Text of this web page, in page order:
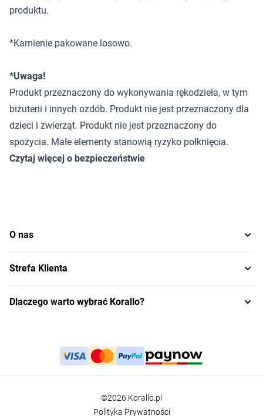
produktu.
*Kamienie pakowane losowo.
*Uwaga!
Produkt przeznaczony do wykonywania rękodzieła, w tym
biżuterii i innych ozdób. Produkt nie jest przeznaczony dla
dzieci i zwierząt. Produkt nie jest przeznaczony do
spożycia. Małe elementy stanowią ryzyko połknięcia.
Czytaj więcej o bezpieczeństwie
O nas
Strefa Klienta
Dlaczego warto wybrać Korallo?
©2026 Korallo.pl
Polityka Prywatności